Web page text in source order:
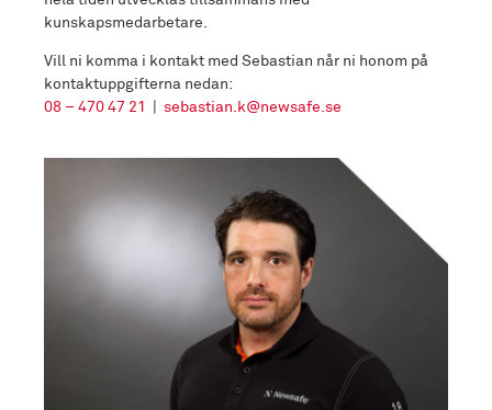
kunskapsmedarbetare.
Vill ni komma i kontakt med Sebastian når ni honom på
kontaktuppgifterna nedan:
08 – 470 47 21
sebastian.k@newsafe.se